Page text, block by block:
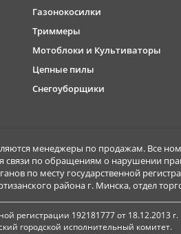
Газонокосилки
Триммеры
Мотоблоки и Культиваторы
Цепные пилы
Снегоуборщики
менеджеры по продажам. Все
связи по обращениям о нарушении
по месту государственной
района г. Минска, отдел
регистрации 192181777 от 18.12.2013 г.
городской исполнительный комитет.